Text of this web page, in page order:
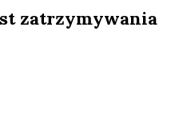
zatrzymywania